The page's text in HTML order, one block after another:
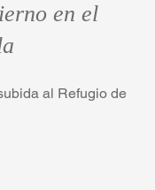
en el
al Refugio de